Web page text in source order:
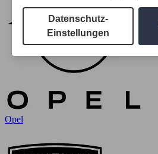
Opel
Datenschutz-
Einstellungen